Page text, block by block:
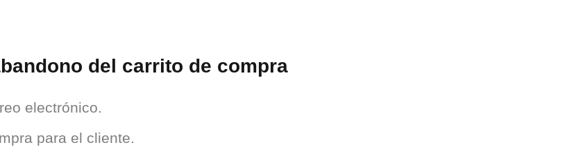
del carrito de compra
electrónico.
para el cliente.